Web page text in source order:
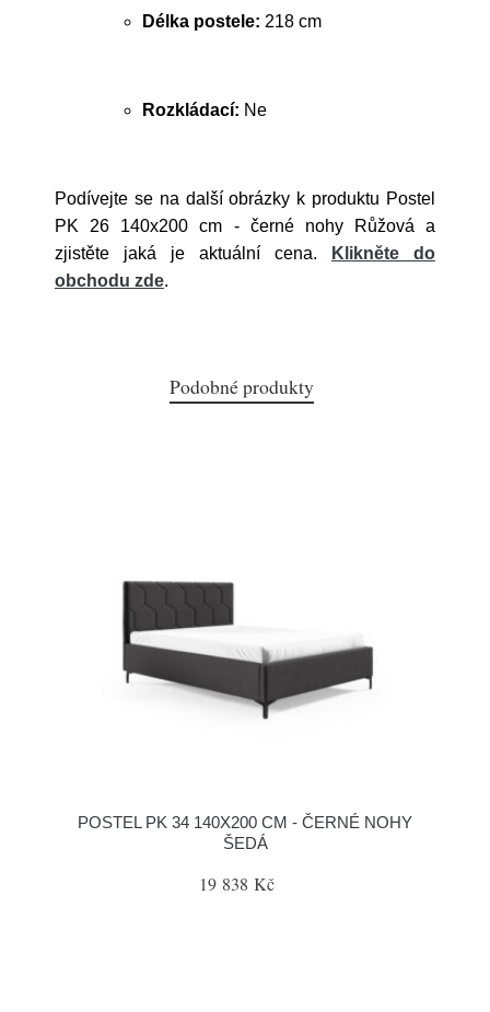
Délka postele: 218 cm
Rozkládací: Ne
Podívejte se na další obrázky k produktu Postel
PK 26 140x200 cm - černé nohy Růžová a
zjistěte jaká je aktuální cena.
Klikněte do
obchodu zde.
Podobné produkty
POSTEL PK 34 140X200 CM - ČERNÉ NOHY
ŠEDÁ
19 838 Kč